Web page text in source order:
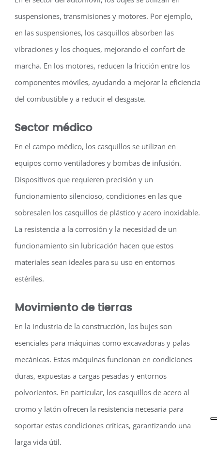
suspensiones, transmisiones y motores. Por ejemplo,
en las suspensiones, los casquillos absorben las
vibraciones y los choques, mejorando el confort de
marcha. En los motores, reducen la fricción entre los
componentes móviles, ayudando a mejorar la eficiencia
del combustible y a reducir el desgaste.
Sector médico
En el campo médico, los casquillos se utilizan en
equipos como ventiladores y bombas de infusión.
Dispositivos que requieren precisión y un
funcionamiento silencioso, condiciones en las que
sobresalen los casquillos de plástico y acero inoxidable.
La resistencia a la corrosión y la necesidad de un
funcionamiento sin lubricación hacen que estos
materiales sean ideales para su uso en entornos
estériles.
Movimiento de tierras
En la industria de la construcción, los bujes son
esenciales para máquinas como excavadoras y palas
mecánicas. Estas máquinas funcionan en condiciones
duras, expuestas a cargas pesadas y entornos
polvorientos. En particular, los casquillos de acero al
cromo y latón ofrecen la resistencia necesaria para
soportar estas condiciones críticas, garantizando una
larga vida útil.